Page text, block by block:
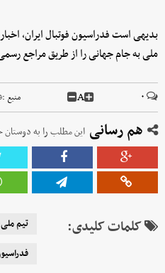
بدیهی است فدراسیون فوتبال ایران،
ملی به جام جهانی را از طریق مراجع
۰ A منبع :
هم رسانی این مطلب را به دوستان
کلمات کلیدی: تیم ملی